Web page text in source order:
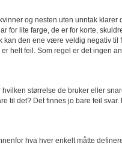
og nesten uten unntak
for lite farge, de er for korte,
kan den ene være veldig negativ
er helt feil. Som regel er det ingen
størrelse de bruker eller
til det? Det finnes jo bare feil
hva hver enkelt måtte